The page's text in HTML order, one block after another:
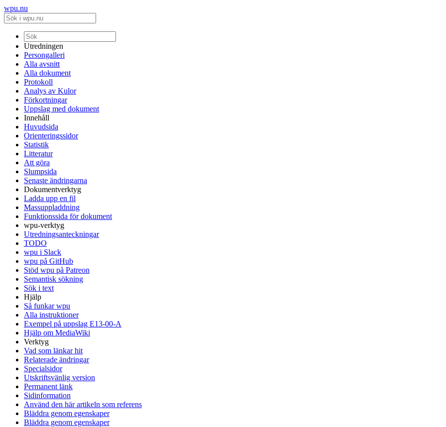
wpu.nu
Utredningen
Persongalleri
Alla avsnitt
Alla dokument
Protokoll
Analys av Kulor
Förkortningar
Uppslag med dokument
Innehåll
Huvudsida
Orienteringssidor
Statistik
Litteratur
Att göra
Slumpsida
Senaste ändringarna
Dokumentverktyg
Ladda upp en fil
Massuppladdning
Funktionssida för dokument
wpu-verktyg
Utredningsanteckningar
TODO
wpu i Slack
wpu på GitHub
Stöd wpu på Patreon
Semantisk sökning
Sök i text
Hjälp
Så funkar wpu
Alla instruktioner
Exempel på uppslag E13-00-A
Hjälp om MediaWiki
Verktyg
Vad som länkar hit
Relaterade ändringar
Specialsidor
Utskriftsvänlig version
Permanent länk
Sidinformation
Använd den här artikeln som referens
Bläddra genom egenskaper
Bläddra genom egenskaper